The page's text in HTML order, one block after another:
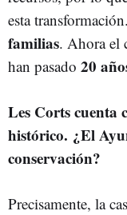
esta
familias. Ahora el
han pasado 20
Les Corts
histórico. ¿El
conservación?
Precisamente, la